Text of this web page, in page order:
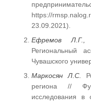
https://
23.09.2021).
Ефремов Л.Г.,
Региональный
Чувашского
Маркосян Л.С.
региона //
исследования в